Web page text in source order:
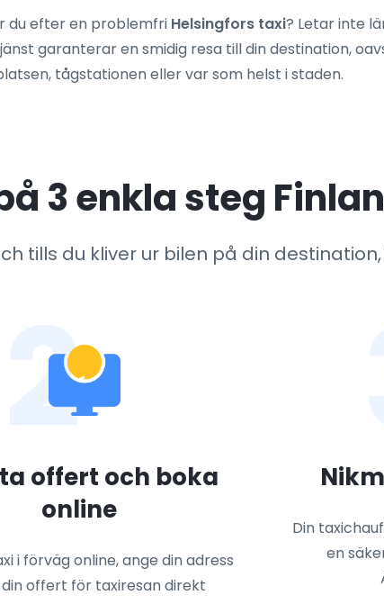
du efter en problemfri Helsingfors taxi? Letar inte
garanterar en smidig resa till din destination,
tågstationen eller var som helst i staden.
3 enkla steg
tills du kliver ur bilen på din
2
offert och boka
online
i förväg online, ange din adress
offert för taxiresan direkt
Din
en